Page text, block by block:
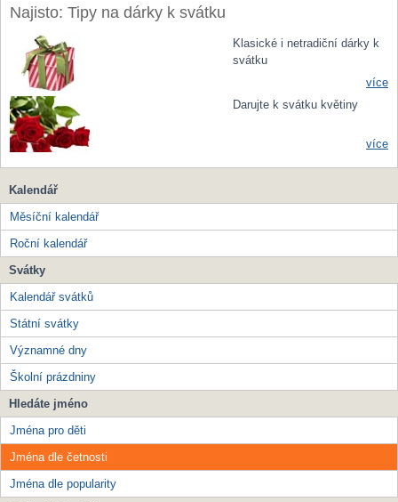
Najisto: Tipy na dárky k svátku
Klasické i netradiční dárky k
svátku
více
Darujte k svátku květiny
více
Kalendář
Měsíční kalendář
Roční kalendář
Svátky
Kalendář svátků
Státní svátky
Významné dny
Školní prázdniny
Hledáte jméno
Jména pro děti
Jména dle četnosti
Jména dle popularity